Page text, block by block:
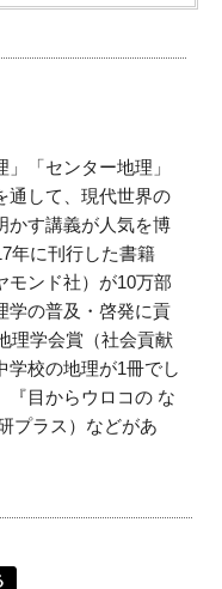
「センター地理」
通して、現代世界の
かす講義が人気を博
年に刊行した書籍
モンド社）が10万部
学の普及・啓発に貢
理学会賞（社会貢献
学校の地理が1冊でし
『目からウロコの な
プラス）などがあ